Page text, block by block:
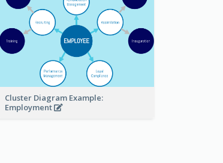
Cluster Diagram Example:
Employment